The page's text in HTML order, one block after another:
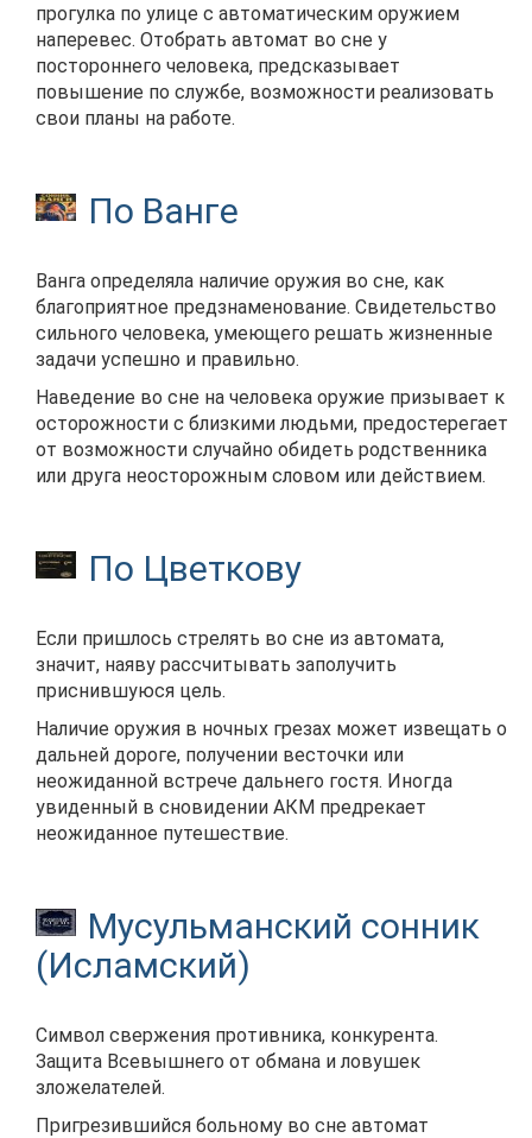
прогулка по улице с автоматическим оружием
наперевес. Отобрать автомат во сне у
постороннего человека, предсказывает
повышение по службе, возможности реализовать
свои планы на работе.
По Ванге
Ванга определяла наличие оружия во сне, как
благоприятное предзнаменование. Свидетельство
сильного человека, умеющего решать жизненные
задачи успешно и правильно.
Наведение во сне на человека оружие призывает к
осторожности с близкими людьми, предостерегает
от возможности случайно обидеть родственника
или друга неосторожным словом или действием.
По Цветкову
Если пришлось стрелять во сне из автомата,
значит, наяву рассчитывать заполучить
приснившуюся цель.
Наличие оружия в ночных грезах может извещать о
дальней дороге, получении весточки или
неожиданной встрече дальнего гостя. Иногда
увиденный в сновидении АКМ предрекает
неожиданное путешествие.
Мусульманский сонник
(Исламский)
Символ свержения противника, конкурента.
Защита Всевышнего от обмана и ловушек
зложелателей.
Пригрезившийся больному во сне автомат